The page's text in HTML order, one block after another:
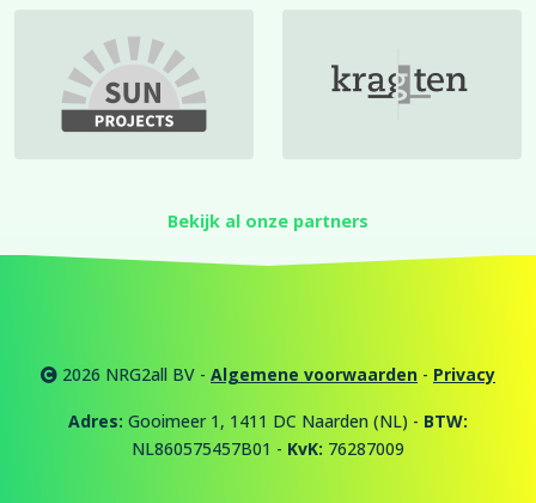
Bekijk al onze partners
2026 NRG2all BV - Algemene voorwaarden - Privacy
Adres: Gooimeer 1, 1411 DC Naarden (NL) - BTW:
NL860575457B01 - KvK: 76287009